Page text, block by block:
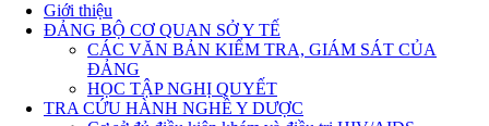
Giới thiệu
ĐẢNG BỘ CƠ QUAN SỞ Y TẾ
CÁC VĂN BẢN KIỂM TRA, GIÁM SÁT CỦA
ĐẢNG
HỌC TẬP NGHỊ QUYẾT
TRA CỨU HÀNH NGHỀ Y DƯỢC